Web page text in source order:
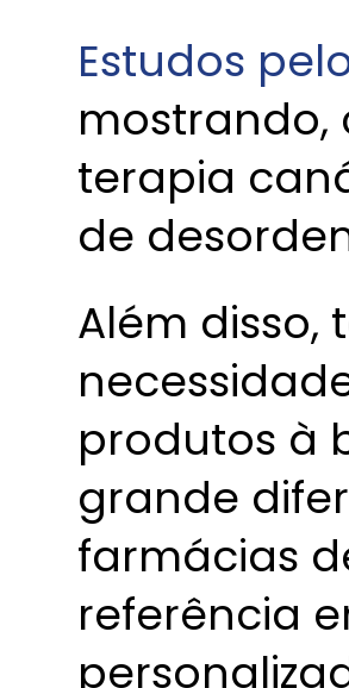
Estudos
mostrando,
terapia
de
Além
produtos à
grande
farmácias
referência